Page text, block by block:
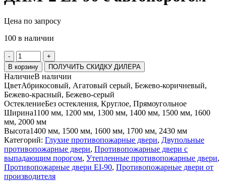
Цена по запросу
100 в наличии
-
Количество
товара
ДПМ-2
EI-
90
с
автопорогом
+
В корзину
ПОЛУЧИТЬ СКИДКУ ДИЛЕРА
НаличиеВ наличии
ЦветАбрикосовый, Агатовый серый, Бежево-коричневый,
Бежево-красный, Бежево-серый
ОстеклениеБез остекления, Круглое, Прямоугольное
Ширина1100 мм, 1200 мм, 1300 мм, 1400 мм, 1500 мм, 1600
мм, 2000 мм
Высота1400 мм, 1500 мм, 1600 мм, 1700 мм, 2430 мм
Категорий: Глухие противопожарные двери, Двупольные
противопожарные двери, Противопожарные двери с
выпадающим порогом, Утепленные противопожарные двери,
Противопожарные двери EI-90, Противопожарные двери от
производителя